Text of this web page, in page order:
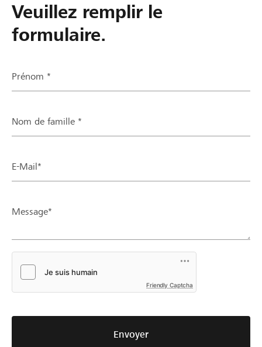
Veuillez remplir le
formulaire.
Prénom *
Nom de famille *
E-Mail*
Message*
Friendly Captcha
Envoyer